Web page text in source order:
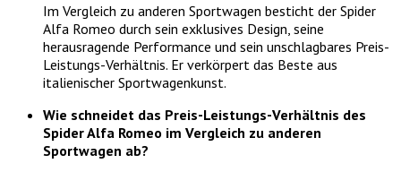
Im Vergleich zu anderen Sportwagen besticht der Spider
Alfa Romeo durch sein exklusives Design, seine
herausragende Performance und sein unschlagbares Preis-
Leistungs-Verhältnis. Er verkörpert das Beste aus
italienischer Sportwagenkunst.
Wie schneidet das Preis-Leistungs-Verhältnis des
Spider Alfa Romeo im Vergleich zu anderen
Sportwagen ab?